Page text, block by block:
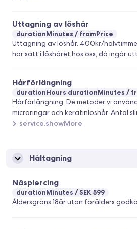
Uttagning av löshår
durationMinutes fromPrice
Uttagning av löshår. 400kr/
har satt i löshåret hos oss, då ingår
Hårförlängning
durationHours durationMinutes
Hårförlängning. De metoder vi
microringar och keratinlöshår. Antal
100st-5000kr, 150st-7000kr.
service.showMore
Håltagning
Näspiercing
durationMinutes SEK 599
Åldersgräns 18år utan förälders